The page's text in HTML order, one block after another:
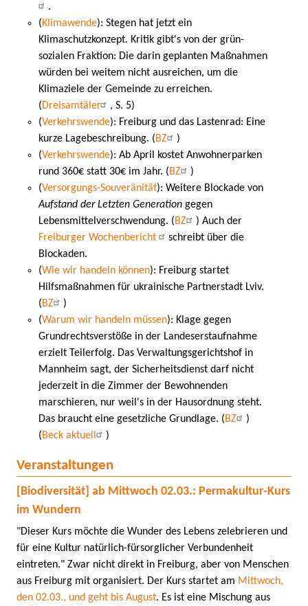
.
(Klimawende): Stegen hat jetzt ein
Klimaschutzkonzept. Kritik gibt's von der grün-
sozialen Fraktion: Die darin geplanten Maßnahmen
würden bei weitem nicht ausreichen, um die
Klimaziele der Gemeinde zu erreichen.
(Dreisamtäler
, S. 5)
(Verkehrswende): Freiburg und das Lastenrad: Eine
kurze Lagebeschreibung. (BZ
)
(Verkehrswende): Ab April kostet Anwohnerparken
rund 360€ statt 30€ im Jahr. (BZ
)
(Versorgungs-Souveränität): Weitere Blockade von
Aufstand der Letzten Generation gegen
Lebensmittelverschwendung. (BZ
) Auch der
Freiburger Wochenbericht
schreibt über die
Blockaden.
(Wie wir handeln können): Freiburg startet
Hilfsmaßnahmen für ukrainische Partnerstadt Lviv.
(BZ
)
(Warum wir handeln müssen): Klage gegen
Grundrechtsverstöße in der Landeserstaufnahme
erzielt Teilerfolg. Das Verwaltungsgerichtshof in
Mannheim sagt, der Sicherheitsdienst darf nicht
jederzeit in die Zimmer der Bewohnenden
marschieren, nur weil's in der Hausordnung steht.
Das braucht eine gesetzliche Grundlage. (BZ
)
(Beck aktuell )
Veranstaltungen
[Biodiversität] ab Mittwoch 02.03.: Permakultur-Kurs
im Wundern
"Dieser Kurs möchte die Wunder des Lebens zelebrieren und
für eine Kultur natürlich-fürsorglicher Verbundenheit
eintreten." Zwar nicht direkt in Freiburg, aber von Menschen
aus Freiburg mit organisiert. Der Kurs startet am Mittwoch,
den 02.03., und geht bis August. Es ist eine Mischung aus